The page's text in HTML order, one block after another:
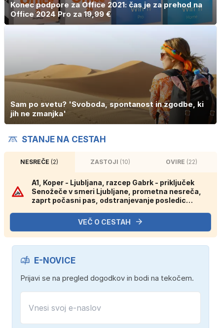
Konec podpore za Office 2021: čas je za prehod na
Office 2024 Pro za 19,99 €
Sam po svetu? 'Svoboda, spontanost in zgodbe, ki
jih ne zmanjka'
STANJE NA CESTAH
NESREČE(2) ZASTOJI (10) OVIRE (22)
A1, Koper - Ljubljana, razcep Gabrk - priključek
Senožeče v smeri Ljubljane, prometna nesreča,
zaprt počasni pas, odstranjevanje posledic
VEČ O CESTAH
E-NOVICE
Prijavi se na pregled dogodkov in bodi na tekočem.